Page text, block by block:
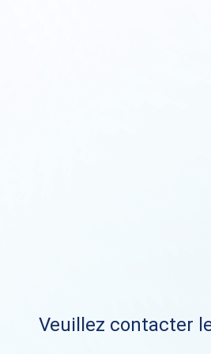
Veuillez contacter